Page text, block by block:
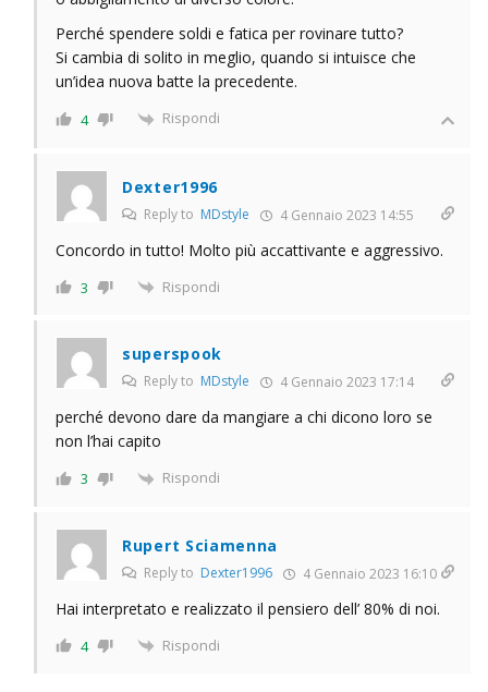
Perché spendere soldi e fatica per rovinare tutto?
Si cambia di solito in meglio, quando si intuisce che
un’idea nuova batte la precedente.
4 Rispondi
Dexter1996
Reply to MDstyle 4 Gennaio 2023 14:55
Concordo in tutto! Molto più accattivante e aggressivo.
3 Rispondi
superspook
Reply to MDstyle 4 Gennaio 2023 17:14
perché devono dare da mangiare a chi dicono loro se
non l’hai capito
3 Rispondi
Rupert Sciamenna
Reply to Dexter1996 4 Gennaio 2023 16:10
Hai interpretato e realizzato il pensiero dell’ 80% di noi.
4 Rispondi